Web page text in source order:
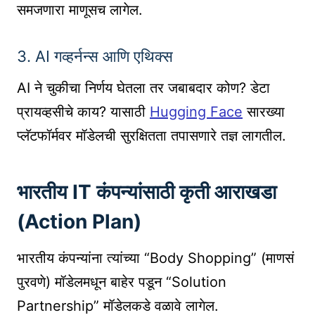
समजणारा माणूसच लागेल.
3. AI गव्हर्नन्स आणि एथिक्स
AI ने चुकीचा निर्णय घेतला तर जबाबदार कोण? डेटा
प्रायव्हसीचे काय? यासाठी Hugging Face सारख्या
प्लॅटफॉर्मवर मॉडेलची सुरक्षितता तपासणारे तज्ञ लागतील.
भारतीय IT कंपन्यांसाठी कृती आराखडा
(Action Plan)
भारतीय कंपन्यांना त्यांच्या “Body Shopping” (माणसं
पुरवणे) मॉडेलमधून बाहेर पडून “Solution
Partnership” मॉडेलकडे वळावे लागेल.